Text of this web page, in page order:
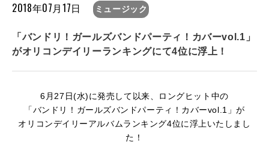
2018年07月17日 ミュージック
「バンドリ！ガールズバンドパーティ！カバーvol.1」
がオリコンデイリーランキングにて4位に浮上！
6月27日(水)に発売して以来、ロングヒット中の
「バンドリ！ガールズバンドパーティ！カバーvol.1」が
オリコンデイリーアルバムランキング4位に浮上いたしまし
た！